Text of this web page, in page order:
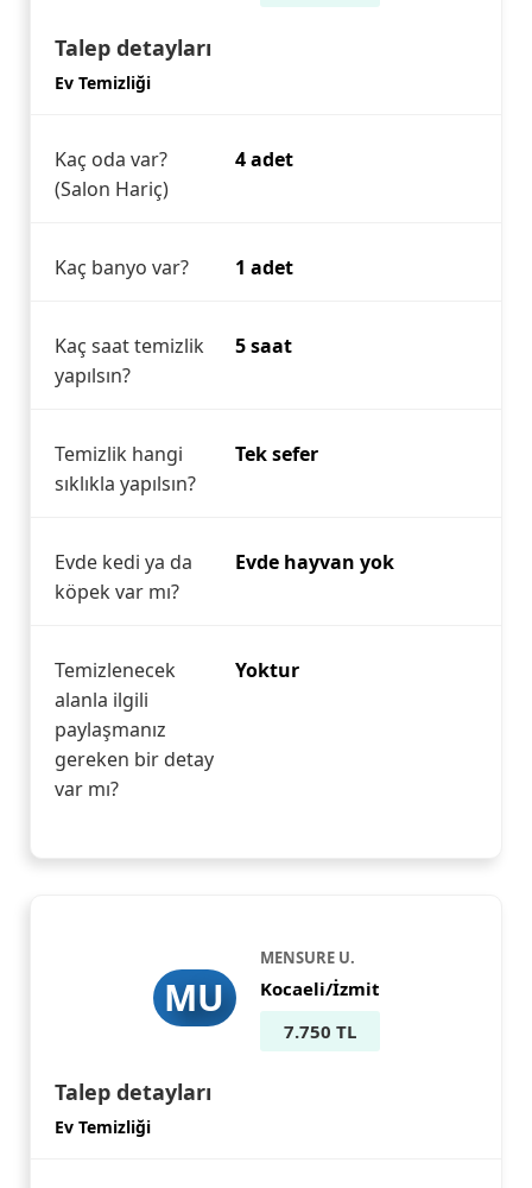
Talep detayları
Ev Temizliği
Kaç oda var?
(Salon Hariç)
4 adet
Kaç banyo var? 1 adet
Kaç saat temizlik
yapılsın?
5 saat
Temizlik hangi
sıklıkla yapılsın?
Tek sefer
Evde kedi ya da
köpek var mı?
Evde hayvan yok
Temizlenecek
alanla ilgili
paylaşmanız
gereken bir detay
var mı?
Yoktur
MU
MENSURE U.
Kocaeli/İzmit
7.750 TL
Talep detayları
Ev Temizliği